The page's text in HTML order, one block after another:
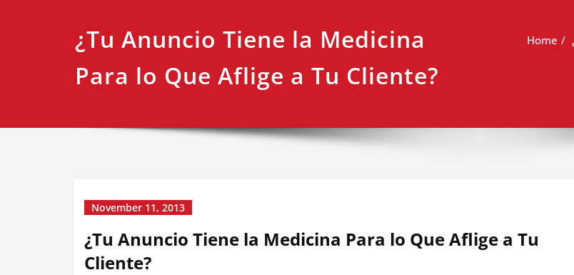
¿Tu Anuncio Tiene la Medicina
Para lo Que Aflige a Tu Cliente?
Home
November 11, 2013
¿Tu Anuncio Tiene la Medicina Para lo Que Aflige a Tu
Cliente?